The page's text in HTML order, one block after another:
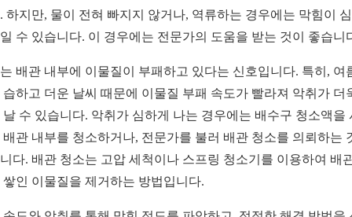
하지만, 물이 전혀 빠지지 않거나, 역류하는 경우에는 막힘이
수 있습니다. 이 경우에는 전문가의 도움을 받는 것이 좋습니
배관 내부에 이물질이 부패하고 있다는 신호입니다. 특히, 여
습하고 더운 날씨 때문에 이물질 부패 속도가 빨라져 악취가 더
날 수 있습니다. 악취가 심하게 나는 경우에는 배수구 청소액을
배관 내부를 청소하거나, 전문가를 불러 배관 청소를 의뢰하는
다. 배관 청소는 고압 세척이나 스프링 청소기를 이용하여 배
쌓인 이물질을 제거하는 방법입니다.